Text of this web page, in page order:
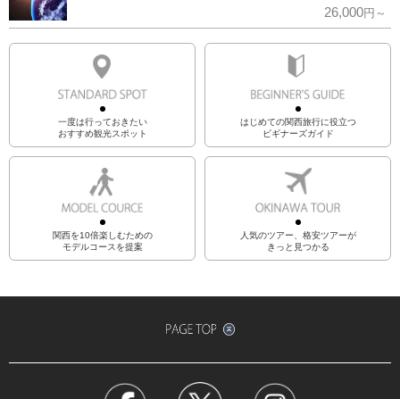
26,000円～
一度は行っておきたい
おすすめ観光スポット
はじめての関西旅行に役立つ
ビギナーズガイド
関西を10倍楽しむための
モデルコースを提案
人気のツアー、格安ツアーが
きっと見つかる